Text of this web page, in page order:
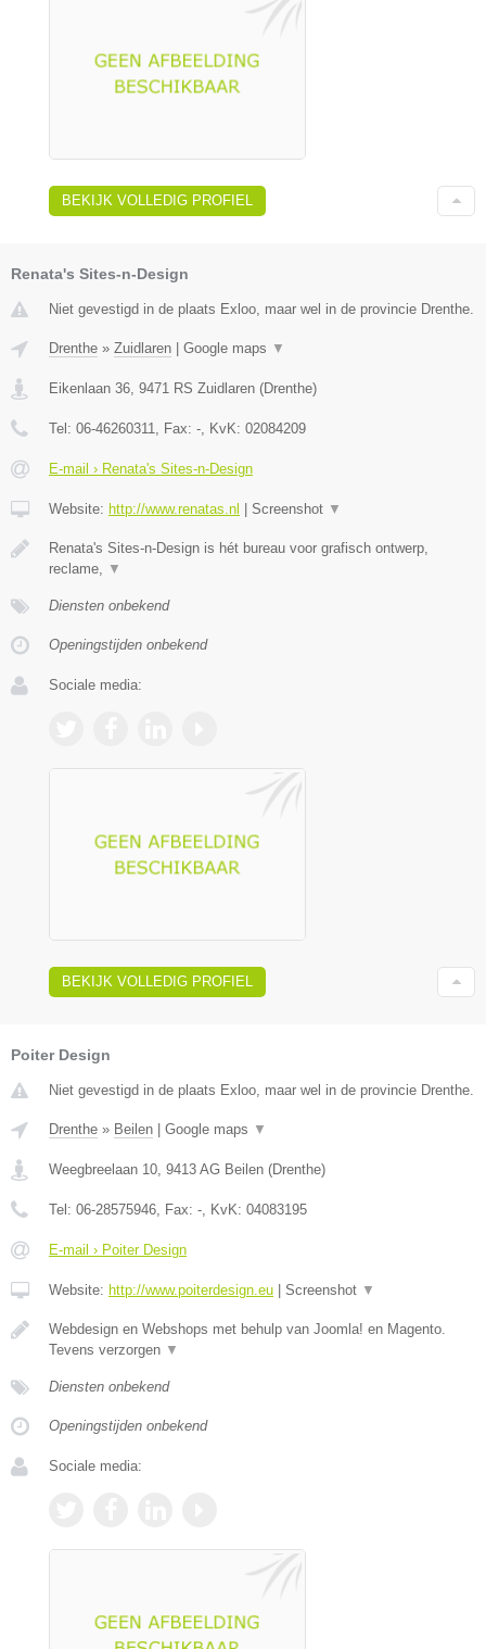
BEKIJK VOLLEDIG PROFIEL
Renata's Sites-n-Design
Niet gevestigd in de plaats Exloo, maar wel in de provincie Drenthe.
Drenthe » Zuidlaren Google maps ▼
Eikenlaan 36 9471 RS Zuidlaren (Drenthe)
Tel: 06-46260311 , Fax: - , KvK: 02084209
E-mail › Renata's Sites-n-Design
Website: http://www.renatas.nl Screenshot ▼
Renata's Sites-n-Design is hét bureau voor grafisch ontwerp,
reclame,
▼
Diensten onbekend
Openingstijden onbekend
Sociale media:
BEKIJK VOLLEDIG PROFIEL
Poiter Design
Niet gevestigd in de plaats Exloo, maar wel in de provincie Drenthe.
Drenthe » Beilen | Google maps ▼
Weegbreelaan 10 9413 AG Beilen (Drenthe)
Tel: 06-28575946 , Fax: - , KvK: 04083195
E-mail › Poiter Design
Website: http://www.poiterdesign.eu | Screenshot ▼
Webdesign en Webshops met behulp van Joomla! en Magento.
Tevens verzorgen ▼
Diensten onbekend
Openingstijden onbekend
Sociale media: